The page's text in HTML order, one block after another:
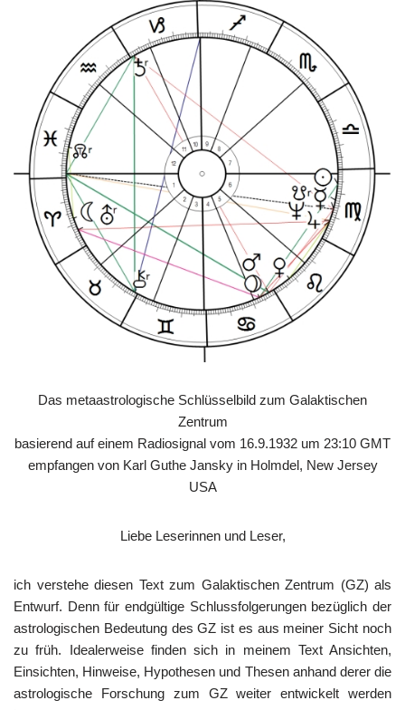
Das metaastrologische Schlüsselbild zum Galaktischen
Zentrum
basierend auf einem Radiosignal vom 16.9.1932 um 23:10 GMT
empfangen von Karl Guthe Jansky in Holmdel, New Jersey
USA
Liebe Leserinnen und Leser,
ich verstehe diesen Text zum Galaktischen Zentrum (GZ) als
Entwurf. Denn für endgültige Schlussfolgerungen bezüglich der
astrologischen Bedeutung des GZ ist es aus meiner Sicht noch
zu früh. Idealerweise finden sich in meinem Text Ansichten,
Einsichten, Hinweise, Hypothesen und Thesen anhand derer die
astrologische Forschung zum GZ weiter entwickelt werden